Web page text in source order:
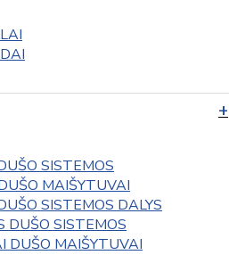
SISTEMOS
MAIŠYTUVAI
SISTEMOS DALYS
DUŠO SISTEMOS
DUŠO MAIŠYTUVAI